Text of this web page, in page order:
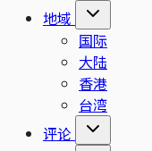
地域
国际
大陆
香港
台湾
评论